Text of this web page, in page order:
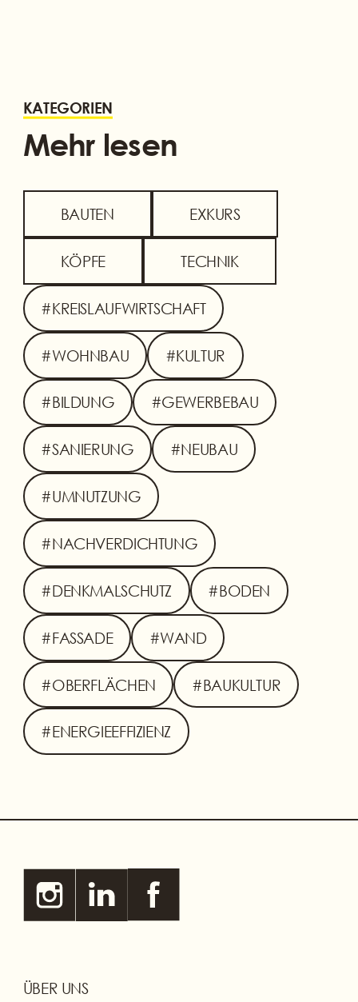
KATEGORIEN
Mehr lesen
BAUTEN EXKURS
KÖPFE TECHNIK
#KREISLAUFWIRTSCHAFT
#WOHNBAU #KULTUR
#BILDUNG #GEWERBEBAU
#SANIERUNG #NEUBAU
#UMNUTZUNG
#NACHVERDICHTUNG
#DENKMALSCHUTZ #BODEN
#FASSADE #WAND
#OBERFLÄCHEN #BAUKULTUR
#ENERGIEEFFIZIENZ
ÜBER UNS